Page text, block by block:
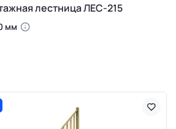
лестница ЛЕС-215
мм